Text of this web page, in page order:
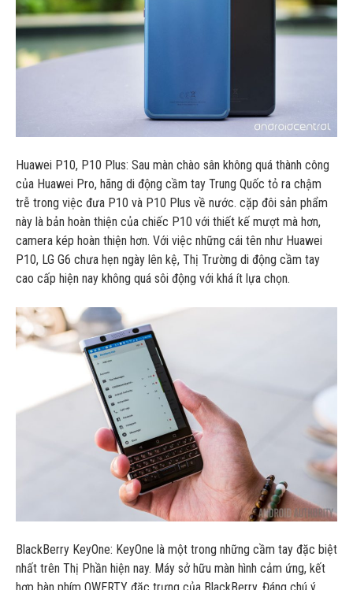
Huawei P10, P10 Plus: Sau màn chào sân không quá thành công
của Huawei Pro, hãng di động cầm tay Trung Quốc tỏ ra chậm
trễ trong việc đưa P10 và P10 Plus về nước. cặp đôi sản phẩm
này là bản hoàn thiện của chiếc P10 với thiết kế mượt mà hơn,
camera kép hoàn thiện hơn. Với việc những cái tên như Huawei
P10, LG G6 chưa hẹn ngày lên kệ, Thị Trường di động cầm tay
cao cấp hiện nay không quá sôi động với khá ít lựa chọn.
BlackBerry KeyOne: KeyOne là một trong những cầm tay đặc biệt
nhất trên Thị Phần hiện nay. Máy sở hữu màn hình cảm ứng, kết